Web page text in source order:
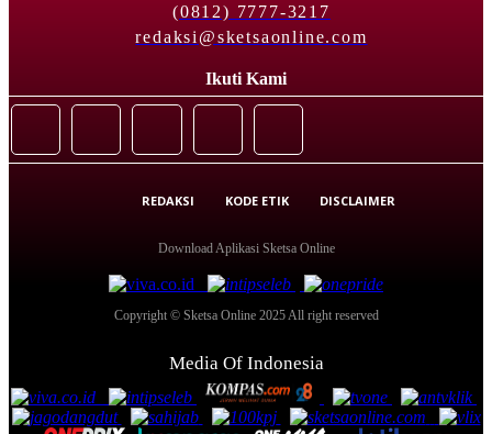
(0812) 7777-3217
redaksi@sketsaonline.com
Ikuti Kami
REDAKSI KODE ETIK DISCLAIMER
Download Aplikasi Sketsa Online
Copyright © Sketsa Online 2025 All right reserved
Media Of Indonesia